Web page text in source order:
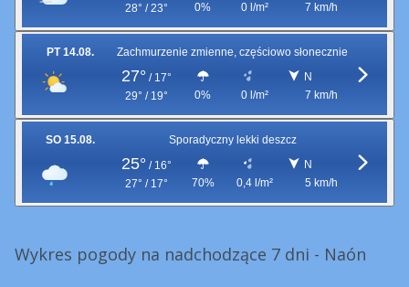
28° / 23°
0% 0 l/m²
7 km/h
PT 14.08. Zachmurzenie zmienne, częściowo słonecznie
27° / 17°
29° / 19°
0% 0 l/m²
N
7 km/h
SO 15.08. Sporadyczny lekki deszcz
25° / 16°
27° / 17°
70% 0,4 l/m²
N
5 km/h
Wykres pogody na nadchodzące 7 dni - Naón